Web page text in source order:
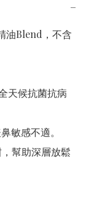
−
油Blend，不含
天候抗菌抗病
敏感不適。
幫助深層放鬆